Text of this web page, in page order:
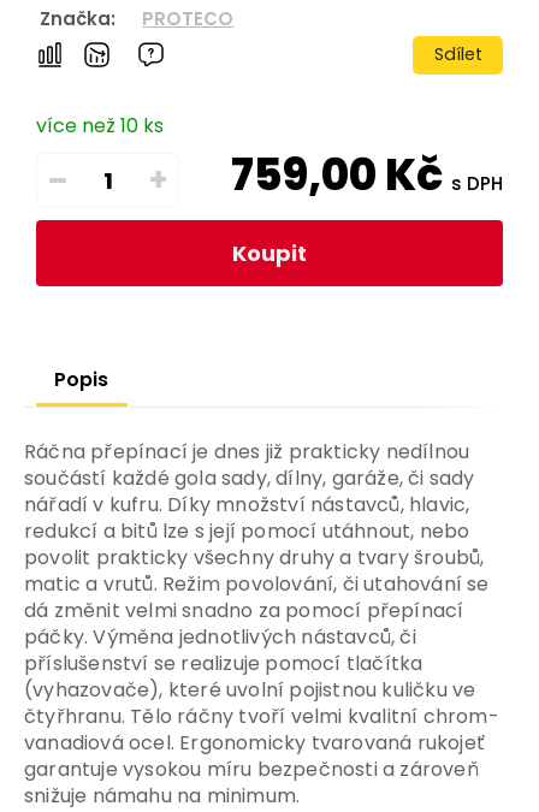
Značka:
PROTECO
Sdílet
více než 10 ks
– + 759,00Kč s DPH
Koupit
Popis
Ráčna přepínací je dnes již prakticky nedílnou
součástí každé gola sady, dílny, garáže, či sady
nářadí v kufru. Díky množství nástavců, hlavic,
redukcí a bitů lze s její pomocí utáhnout, nebo
povolit prakticky všechny druhy a tvary šroubů,
matic a vrutů. Režim povolování, či utahování se
dá změnit velmi snadno za pomocí přepínací
páčky. Výměna jednotlivých nástavců, či
příslušenství se realizuje pomocí tlačítka
(vyhazovače), které uvolní pojistnou kuličku ve
čtyřhranu. Tělo ráčny tvoří velmi kvalitní chrom-
vanadiová ocel. Ergonomicky tvarovaná rukojeť
garantuje vysokou míru bezpečnosti a zároveň
snižuje námahu na minimum.